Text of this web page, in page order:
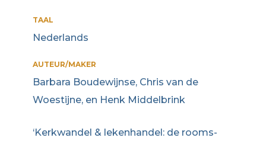
TAAL
Nederlands
AUTEUR/MAKER
Barbara Boudewijnse, Chris van de
Woestijne, en Henk Middelbrink
‘Kerkwandel & lekenhandel: de rooms-